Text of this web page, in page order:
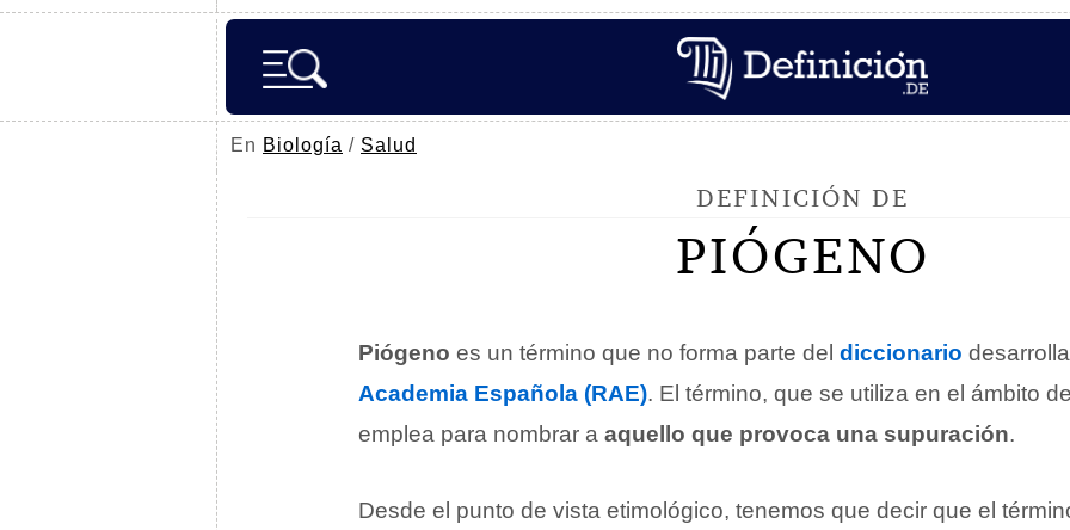
En Biología / Salud
DEFINICIÓN DE
PIÓGENO
Piógeno es un término que no forma parte del diccionario
Academia Española (RAE). El término, que se utiliza en el ámbito
emplea para nombrar a aquello que provoca una supuración.
Desde el punto de vista etimológico, tenemos que decir que el